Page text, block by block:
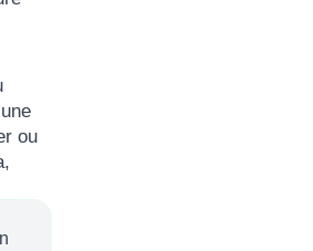
ou